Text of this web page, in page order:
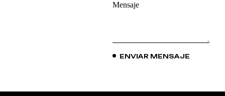
ENVIAR MENSAJE